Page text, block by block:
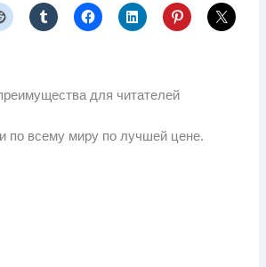
для читателей
по всему миру по лучшей цене.